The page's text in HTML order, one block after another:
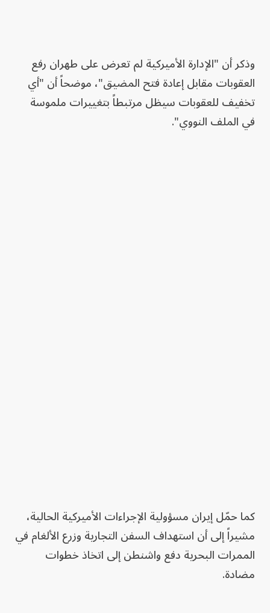
وذكر أن "الإدارة الأميركية لم تعرض على طهران رفع
العقوبات مقابل إعادة فتح المضيق"، موضحاً أن "أي
تخفيف للعقوبات سيظل مرتبطاً بتغييرات ملموسة
في الملف النووي".
كما حمّل إيران مسؤولية الإجراءات الأميركية الحالية،
مشيراً إلى أن استهداف السفن التجارية وزرع الألغام في
الممرات البحرية دفع واشنطن إلى اتخاذ خطوات
مضادة.